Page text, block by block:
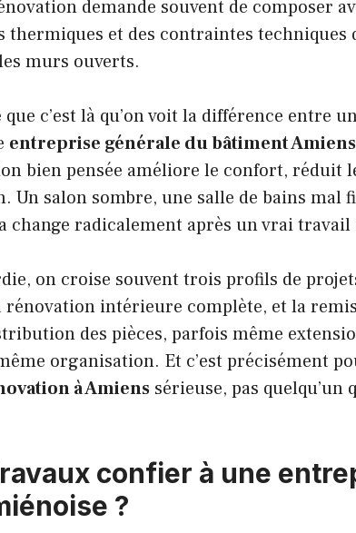
demande souvent de composer
thermiques et des contraintes techniques
murs ouverts.
c’est là qu’on voit la différence entre
entreprise générale du bâtiment Amiens
bien pensée améliore le confort, réduit
Un salon sombre, une salle de bains mal
change radicalement après un vrai travail
on croise souvent trois profils de
intérieure complète, et la
des pièces, parfois même
organisation. Et c’est précisément
à Amiens sérieuse, pas quelqu’un
confier à une
?